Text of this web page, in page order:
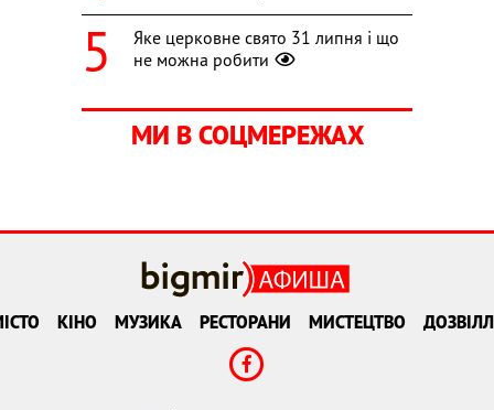
Яке церковне свято 31 липня і що
не можна робити
МИ В СОЦМЕРЕЖАХ
КІНО МУЗИКА РЕСТОРАНИ МИСТЕЦТВО